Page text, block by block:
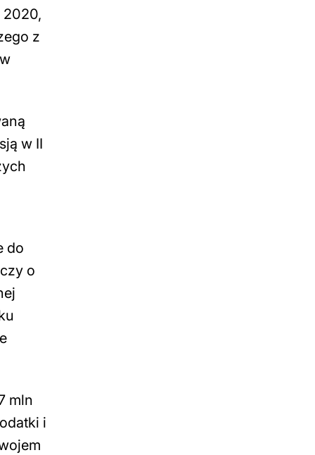
2020,
z
w II
do
o
mln
i